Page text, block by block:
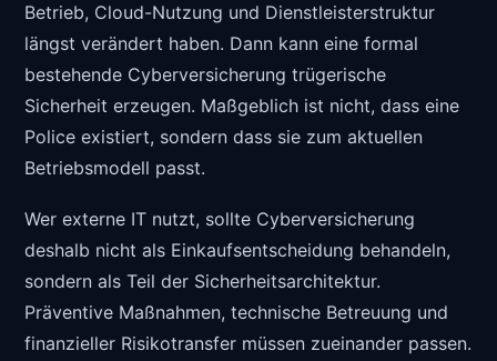
Betrieb, Cloud-Nutzung und Dienstleisterstruktur
längst verändert haben. Dann kann eine formal
bestehende Cyberversicherung trügerische
Sicherheit erzeugen. Maßgeblich ist nicht, dass eine
Police existiert, sondern dass sie zum aktuellen
Betriebsmodell passt.
Wer externe IT nutzt, sollte Cyberversicherung
deshalb nicht als Einkaufsentscheidung behandeln,
sondern als Teil der Sicherheitsarchitektur.
Präventive Maßnahmen, technische Betreuung und
finanzieller Risikotransfer müssen zueinander passen.